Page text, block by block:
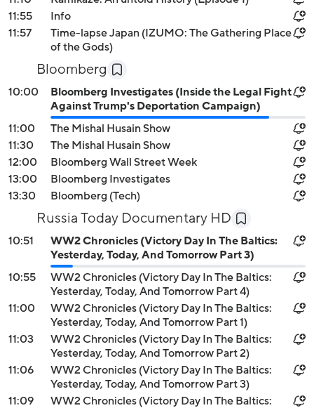
11:55
Info
11:57
Time-lapse Japan (IZUMO: The Gathering Place
of the Gods)
Bloomberg
10:00
Bloomberg Investigates (Inside the Legal Fight
Against Trump's Deportation Campaign)
11:00
The Mishal Husain Show
11:30
The Mishal Husain Show
12:00
Bloomberg Wall Street Week
13:00
Bloomberg Investigates
13:30
Bloomberg (Tech)
Russia Today Documentary HD
10:51
WW2 Chronicles (Victory Day In The Baltics:
Yesterday, Today, And Tomorrow Part 3)
10:55
WW2 Chronicles (Victory Day In The Baltics:
Yesterday, Today, And Tomorrow Part 4)
11:00
WW2 Chronicles (Victory Day In The Baltics:
Yesterday, Today, And Tomorrow Part 1)
11:03
WW2 Chronicles (Victory Day In The Baltics:
Yesterday, Today, And Tomorrow Part 2)
11:06
WW2 Chronicles (Victory Day In The Baltics:
Yesterday, Today, And Tomorrow Part 3)
11:09
WW2 Chronicles (Victory Day In The Baltics: